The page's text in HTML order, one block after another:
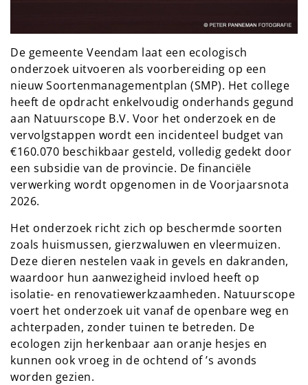
De gemeente Veendam laat een ecologisch
onderzoek uitvoeren als voorbereiding op een
nieuw Soortenmanagementplan (SMP). Het college
heeft de opdracht enkelvoudig onderhands gegund
aan Natuurscope B.V. Voor het onderzoek en de
vervolgstappen wordt een incidenteel budget van
€160.070 beschikbaar gesteld, volledig gedekt door
een subsidie van de provincie. De financiële
verwerking wordt opgenomen in de Voorjaarsnota
2026.
Het onderzoek richt zich op beschermde soorten
zoals huismussen, gierzwaluwen en vleermuizen.
Deze dieren nestelen vaak in gevels en dakranden,
waardoor hun aanwezigheid invloed heeft op
isolatie- en renovatiewerkzaamheden. Natuurscope
voert het onderzoek uit vanaf de openbare weg en
achterpaden, zonder tuinen te betreden. De
ecologen zijn herkenbaar aan oranje hesjes en
kunnen ook vroeg in de ochtend of ’s avonds
worden gezien.